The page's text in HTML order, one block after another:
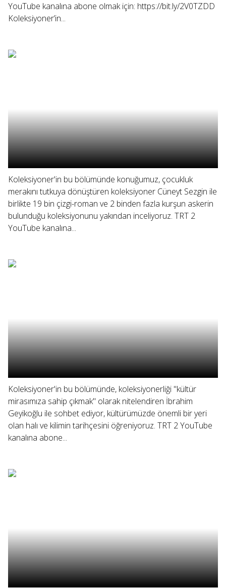
YouTube kanalına abone olmak için: https://bit.ly/2V0TZDD
Koleksiyoner’in...
Koleksiyoner'in bu bölümünde konuğumuz, çocukluk
merakını tutkuya dönüştüren koleksiyoner Cüneyt Sezgin ile
birlikte 19 bin çizgi-roman ve 2 binden fazla kurşun askerin
bulunduğu koleksiyonunu yakından inceliyoruz. TRT 2
YouTube kanalına...
Koleksiyoner'in bu bölümünde, koleksiyonerliği "kültür
mirasımıza sahip çıkmak" olarak nitelendiren İbrahim
Geyikoğlu ile sohbet ediyor, kültürümüzde önemli bir yeri
olan halı ve kilimin tarihçesini öğreniyoruz. TRT 2 YouTube
kanalına abone...